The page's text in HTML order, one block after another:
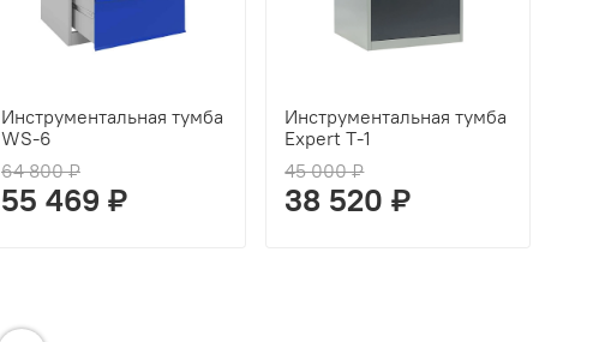
Инструментальная тумба
WS-6
64 800 ₽
55 469 ₽
Инструментальная тумба
Expert T-1
45 000 ₽
38 520 ₽